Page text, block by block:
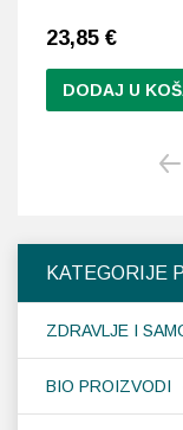
KATEGORIJE
ZDRAVLJE I
BIO PROIZVODI
23,85 €
DODAJ U